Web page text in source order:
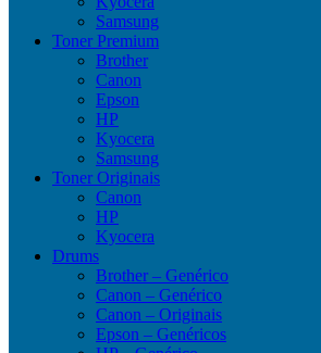
Samsung
Toner Premium
Brother
Canon
Epson
HP
Kyocera
Samsung
Toner Originais
Canon
HP
Kyocera
Drums
Brother – Genérico
Canon – Genérico
Canon – Originais
Epson – Genéricos